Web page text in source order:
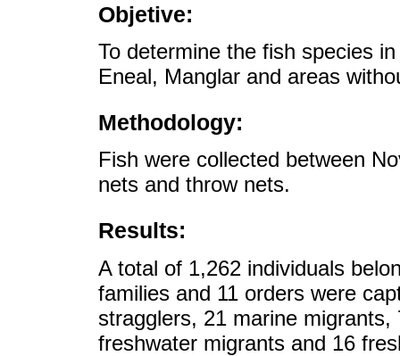
Objetive:
To determine the fish species
Eneal, Manglar and areas
Methodology:
Fish were collected between
nets and throw nets.
Results:
A total of 1,262 individuals
families and 11 orders were
stragglers, 21 marine
freshwater migrants and 16